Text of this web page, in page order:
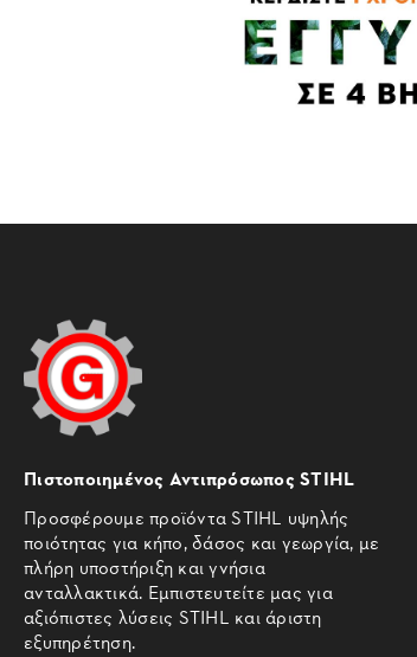
Πιστοποιημένος Αντιπρόσωπος STIHL
Προσφέρουμε προϊόντα STIHL υψηλής
ποιότητας για κήπο, δάσος και γεωργία, με
πλήρη υποστήριξη και γνήσια
ανταλλακτικά. Εμπιστευτείτε μας για
αξιόπιστες λύσεις STIHL και άριστη
εξυπηρέτηση.